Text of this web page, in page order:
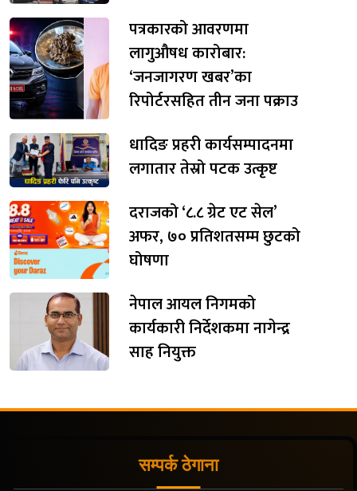
पत्रकारको आवरणमा
लागुऔषध कारोबार:
‘जनजागरण खबर’का
रिपोर्टरसहित तीन जना पक्राउ
धादिङ प्रहरी कार्यसम्पादनमा
लगातार तेस्रो पटक उत्कृष्ट
दराजको ‘८.८ ग्रेट एट सेल’
अफर, ७० प्रतिशतसम्म छुटको
घोषणा
नेपाल आयल निगमको
कार्यकारी निर्देशकमा नागेन्द्र
साह नियुक्त
सम्पर्क ठेगाना